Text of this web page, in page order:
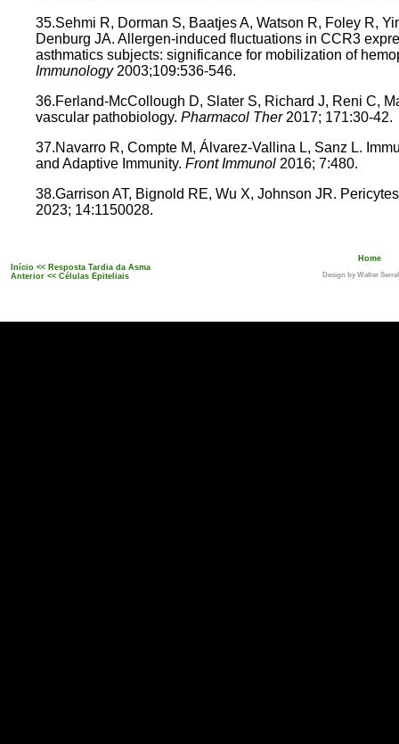
35.Sehmi R, Dorman S, Baatjes A, Watson R, Foley R,
Denburg JA. Allergen-induced fluctuations in CCR3
asthmatics subjects: significance for mobilization of
Immunology 2003;109:536-546.
36.Ferland-McCollough D, Slater S, Richard J, Reni C,
vascular pathobiology. Pharmacol Ther2017; 171:30-42.
37.Navarro R, Compte M, Álvarez-Vallina L, Sanz L.
and Adaptive Immunity. Front Immunol 2016; 7:480.
38.Garrison AT, Bignold RE, Wu X, Johnson JR.
2023; 14:1150028.
Início << Resposta Tardia da Asma
Anterior << Células Epiteliais
Home
Design by Walter